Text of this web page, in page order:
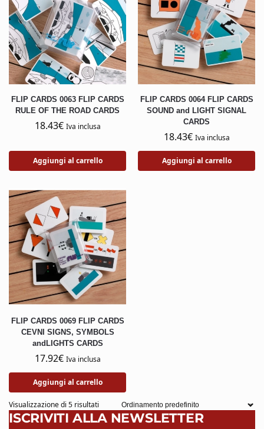
FLIP CARDS 0063 FLIP CARDS
RULE OF THE ROAD CARDS
18.43€ Iva inclusa
Aggiungi al carrello
FLIP CARDS 0064 FLIP CARDS
SOUND and LIGHT SIGNAL
CARDS
18.43€ Iva inclusa
Aggiungi al carrello
FLIP CARDS 0069 FLIP CARDS
CEVNI SIGNS, SYMBOLS
andLIGHTS CARDS
17.92€ Iva inclusa
Aggiungi al carrello
Visualizzazione di 5 risultati
ISCRIVITI ALLA NEWSLETTER